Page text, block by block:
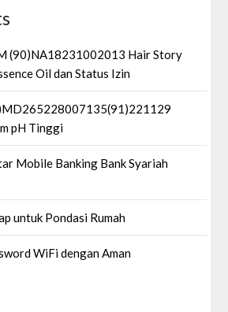
(90)NA18231002013 Hair Story
Oil dan Status Izin
pH Tinggi
Mobile Banking Bank Syariah
untuk Pondasi Rumah
WiFi dengan Aman